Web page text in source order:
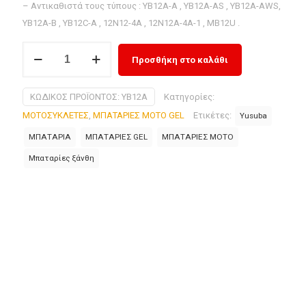
– Αντικαθιστά τους τύπους : YB12A-A , YB12A-AS , YB12A-AWS,
YB12A-B , YB12C-A , 12N12-4A , 12N12A-4A-1 , MB12U .
YUSUBA
GEL
12V
Προσθήκη στο καλάθι
ΚΩΔΙΚΌΣ ΠΡΟΪΌΝΤΟΣ: YB12A
Κατηγορίες:
ΜΟΤΟΣΥΚΛΕΤΕΣ, ΜΠΑΤΑΡΙΕΣ ΜΟΤΟ GEL Ετικέτες: Yusuba
ΜΠΑΤΑΡΙΑ ΜΠΑΤΑΡΙΕΣ GEL ΜΠΑΤΑΡΙΕΣ ΜΟΤΟ
Μπαταρίες ξάνθη